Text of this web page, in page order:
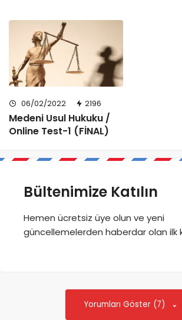
06/02/2022 2196
Medeni Usul Hukuku /
Online Test-1 (FİNAL)
Bültenimize Katılın
Hemen ücretsiz üye olun ve yeni
güncellemelerden haberdar olan ilk
Yorumları Göster (7)